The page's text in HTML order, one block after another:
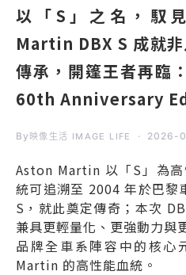
以「S」之名，馭
Martin DBX S 成就非
傳承，開篷王者再臨
60th Anniversary
By 映像生活 IMAGE LIFE 2026-
Aston Martin 以「S」為
統可追溯至 2004 年於巴
S，就此奠定傳奇；本次
兼具更輕量化、更強動力與
品牌全車系陣容中的核心
Martin 的高性能血統。